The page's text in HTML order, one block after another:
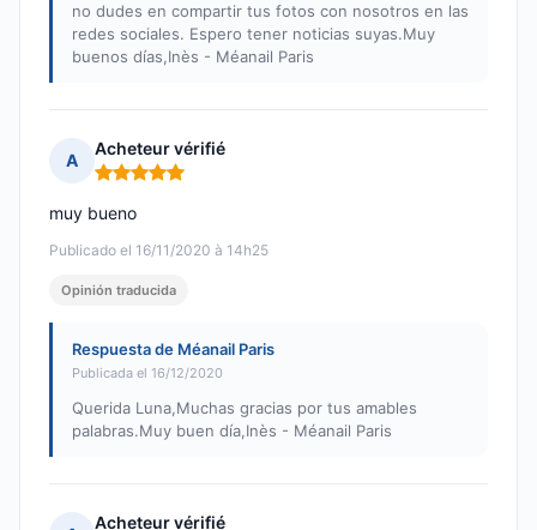
no dudes en compartir tus fotos con nosotros en las
redes sociales. Espero tener noticias suyas.Muy
buenos días,Inès - Méanail Paris
A
Acheteur vérifié
Nota: 5 de 5
Publicado el 16/11/2020 à 14h25
muy bueno
Opinión traducida
Respuesta de Méanail Paris
Publicada el 16/12/2020
Querida Luna,Muchas gracias por tus amables
palabras.Muy buen día,Inès - Méanail Paris
Acheteur vérifié